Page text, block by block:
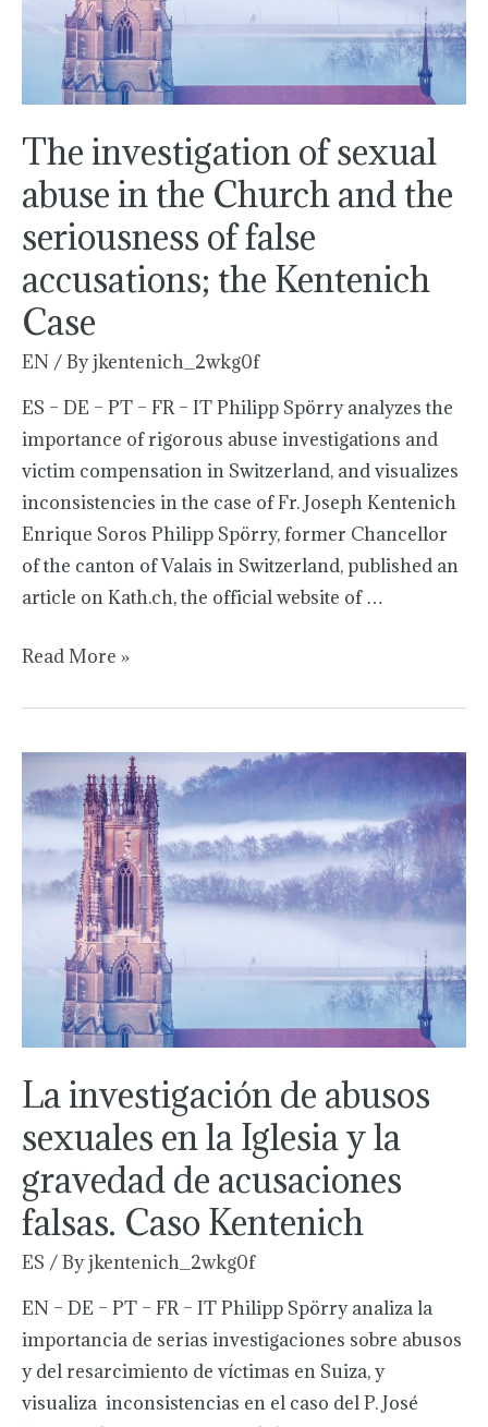
The investigation of sexual
abuse in the Church and the
seriousness of false
accusations; the Kentenich
Case
EN / Byjkentenich_2wkg0f
ES – DE – PT – FR – IT Philipp Spörry analyzes the
importance of rigorous abuse investigations and
victim compensation in Switzerland, and visualizes
inconsistencies in the case of Fr. Joseph Kentenich
Enrique Soros Philipp Spörry, former Chancellor
of the canton of Valais in Switzerland, published an
article on Kath.ch, the official website of …
Church
the
seriousness
of
false
accusations;
Kentenich
Case
Read More »
La investigación de abusos
sexuales en la Iglesia y la
gravedad de acusaciones
falsas. Caso Kentenich
ES / Byjkentenich_2wkg0f
EN – DE – PT – FR – IT Philipp Spörry analiza la
importancia de serias investigaciones sobre abusos
y del resarcimiento de víctimas en Suiza, y
visualiza inconsistencias en el caso del P. José
La
investigación
sexuales
Iglesia
la
gravedad
de
acusaciones
falsas.
Caso
Kentenich